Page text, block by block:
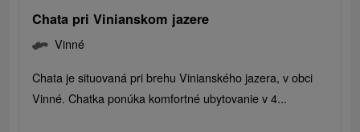
Chata pri Vinianskom jazere
Vinné
Chata je situovaná pri brehu Vinianského jazera, v obci
Vinné. Chatka ponúka komfortné ubytovanie v 4...